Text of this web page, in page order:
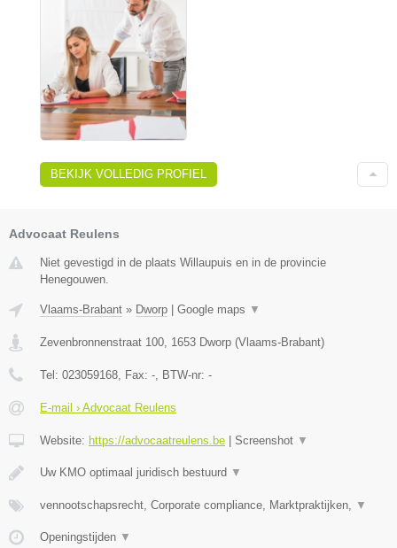
BEKIJK VOLLEDIG PROFIEL
Advocaat Reulens
Niet gevestigd in de plaats Willaupuis en in de provincie
Henegouwen.
Vlaams-Brabant » Dworp Google maps ▼
Zevenbronnenstraat 100 1653 Dworp (Vlaams-Brabant)
Tel: 023059168 , Fax: - , BTW-nr: -
E-mail › Advocaat Reulens
Website: https://advocaatreulens.be Screenshot ▼
Uw KMO optimaal juridisch bestuurd ▼
vennootschapsrecht, Corporate compliance, Marktpraktijken, ▼
Openingstijden ▼